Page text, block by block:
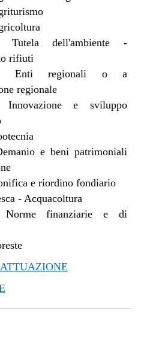
Tutela dell'ambiente -
rifiuti
Enti regionali o a
regionale
Innovazione e sviluppo
e beni patrimoniali
e riordino fondiario
- Acquacoltura
Norme finanziarie e di